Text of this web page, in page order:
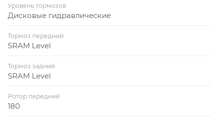
Уровень тормозов
Дисковые гидравлические
Тормоз передний
SRAM Level
Тормоз задний
SRAM Level
Ротор передний
180